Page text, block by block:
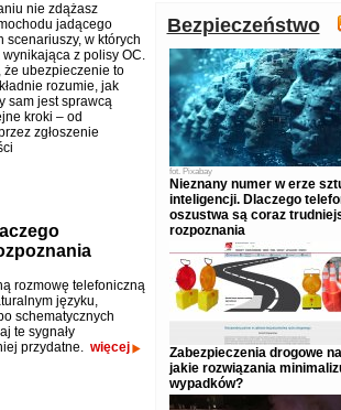
nie zdążasz
jadącego
scenariuszy, w których
z polisy OC.
ubezpieczenie to
rozumie, jak
sam jest sprawcą
kroki – od
zgłoszenie
rozmowę telefoniczną
języku,
schematycznych
te sygnały
przydatne. więcej
Bezpieczeństwo
fot. Pixabay
Nieznany numer w erze
inteligencji. Dlaczego
oszustwa są coraz
rozpoznania
Zabezpieczenia drogowe
jakie rozwiązania
wypadków?